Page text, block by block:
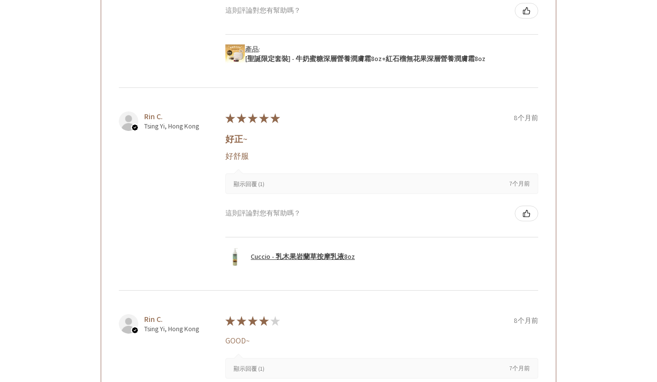
這則評論對您有幫助嗎？
產品:
[聖誕限定套裝] - 牛奶蜜糖深層營養潤膚霜8oz+紅石榴無花果深層營養潤膚霜8oz
Rin C.
Tsing Yi, Hong Kong
★★★★★ 8个月前
好正~
好舒服
顯示回覆 (1) 7个月前
這則評論對您有幫助嗎？
Cuccio - 乳木果岩蘭草按摩乳液8oz
Rin C.
Tsing Yi, Hong Kong
★★★★★ 8个月前
GOOD~
顯示回覆 (1) 7个月前